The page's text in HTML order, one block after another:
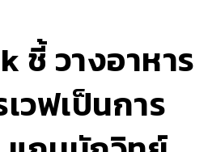
ชี้ วางอาหาร
วฟเป็นการ